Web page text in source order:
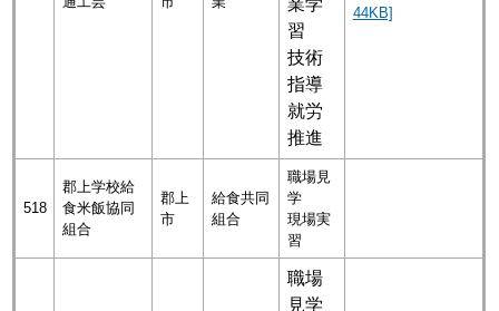
業学
習
技術
指導
就労
推進
44KB]
518
郡上学校給
食米飯協同
組合
郡上
市
給食共同
組合
職場見
学
現場実
習
職場
見学